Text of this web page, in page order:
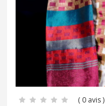
( 0 avis )